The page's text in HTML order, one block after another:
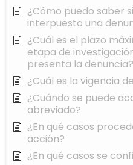
¿Cómo puedo saber
interpuesto una
¿Cuál es el plazo
etapa de
presenta la denuncia?
¿Cuál es la vigencia
¿Cuándo se puede
abreviado?
¿En qué casos
acción?
¿En qué casos se